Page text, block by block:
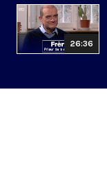
26:36